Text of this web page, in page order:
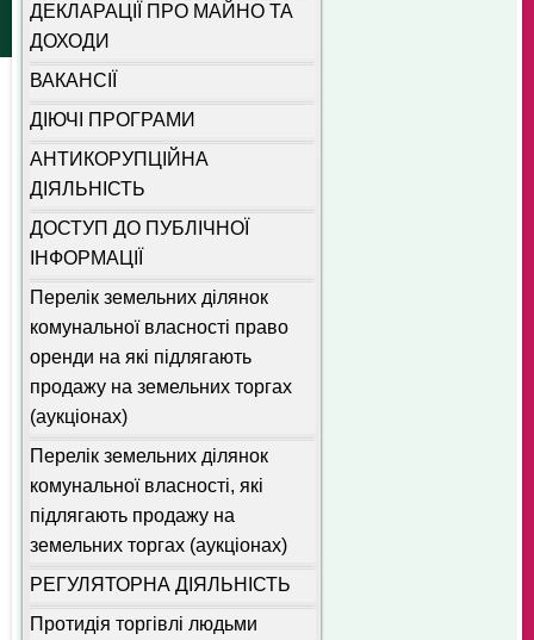
ДЕКЛАРАЦІЇ ПРО МАЙНО ТА
ДОХОДИ
ВАКАНСІЇ
ДІЮЧІ ПРОГРАМИ
АНТИКОРУПЦІЙНА
ДІЯЛЬНІСТЬ
ДОСТУП ДО ПУБЛІЧНОЇ
ІНФОРМАЦІЇ
Перелік земельних ділянок
комунальної власності право
оренди на які підлягають
продажу на земельних торгах
(аукціонах)
Перелік земельних ділянок
комунальної власності, які
підлягають продажу на
земельних торгах (аукціонах)
РЕГУЛЯТОРНА ДІЯЛЬНІСТЬ
Протидія торгівлі людьми